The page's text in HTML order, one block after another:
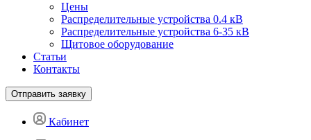
Цены
Распределительные устройства 0.4 кВ
Распределительные устройства 6-35 кВ
Щитовое оборудование
Статьи
Контакты
Отправить заявку
Кабинет